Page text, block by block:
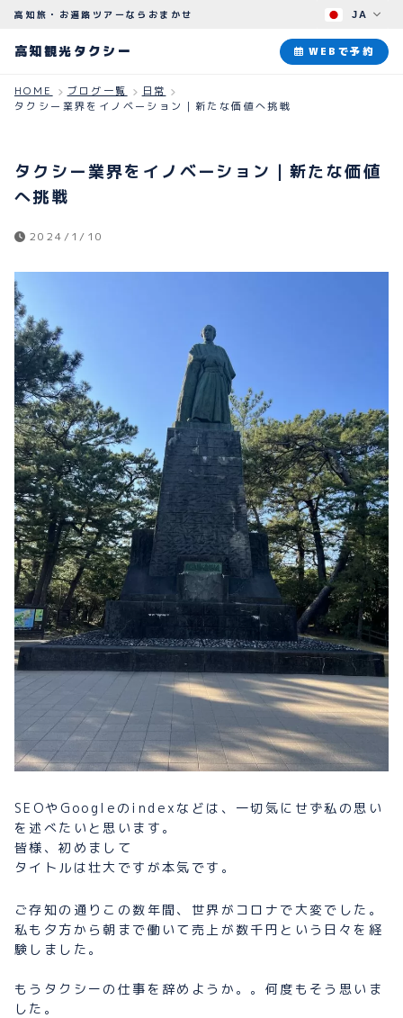
高知観光タクシー
ABOUT
PLAN
観光プラン
HOW TO
BLOG
ブログ
よくある質問
プライバシーポリシー
お問い合わせ
080-1481-9900
メールで予約
WEBで予約
JA
高知旅・お遍路ツアーならおまかせ
高知観光タクシー WEBで予約
HOME ブログ一覧
日常
タクシー業界をイノベーション｜新たな価値へ挑戦
タクシー業界をイノベーション｜新たな価値
へ挑戦
2024/1/10
SEOやGoogleのindexなどは、一切気にせず私の思い
を述べたいと思います。
皆様、初めまして
タイトルは壮大ですが本気です。
ご存知の通りこの数年間、世界がコロナで大変でした。
私も夕方から朝まで働いて売上が数千円という日々を経
験しました。
もうタクシーの仕事を辞めようか。。何度もそう思いま
した。